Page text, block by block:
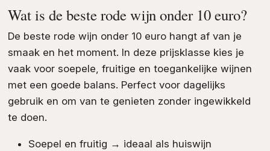
Wat is de beste rode wijn onder 10 euro?
De beste rode wijn onder 10 euro hangt af van je
smaak en het moment. In deze prijsklasse kies je
vaak voor soepele, fruitige en toegankelijke wijnen
met een goede balans. Perfect voor dagelijks
gebruik en om van te genieten zonder ingewikkeld
te doen.
Soepel en fruitig → ideaal als huiswijn